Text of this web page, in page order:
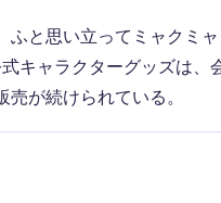
ふと思い立ってミャクミ
キャラクターグッズは、
が続けられている。